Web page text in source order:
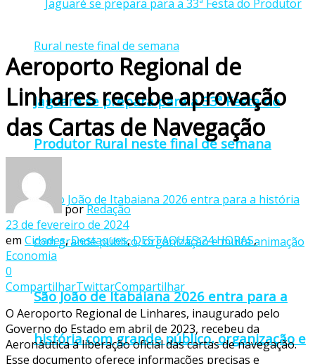
Jaguaré se prepara para a 33ª Festa do
Produtor Rural neste final de semana
São João de Itabaiana 2026 entra para a
história com grande público, organização e
Aeroporto Regional de
Linhares recebe aprovação
das Cartas de Navegação
porRedação
23 de fevereiro de 2024
em Cidades,Destaques,DESTAQUES 24 HORAS,
Economia
0
CompartilharTwittarCompartilhar
O Aeroporto Regional de Linhares, inaugurado pelo
Governo do Estado em abril de 2023, recebeu da
Aeronáutica a liberação oficial das cartas de navegação.
Esse documento oferece informações precisas e